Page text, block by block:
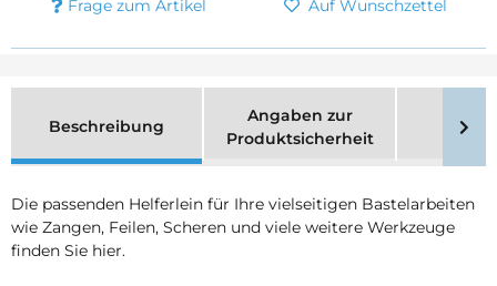
Frage zum Artikel Auf Wunschzettel
Beschreibung
Angaben zur
Produktsicherheit
Die passenden Helferlein für Ihre vielseitigen Bastelarbeiten
wie Zangen, Feilen, Scheren und viele weitere Werkzeuge
finden Sie hier.